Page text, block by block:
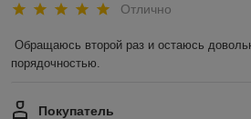
Отлично
Обращаюсь второй раз и остаюсь
порядочностью.
Покупатель